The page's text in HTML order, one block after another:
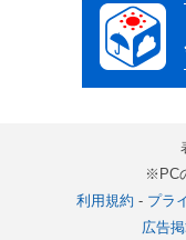
※PC
利用規約 - プラ
広告